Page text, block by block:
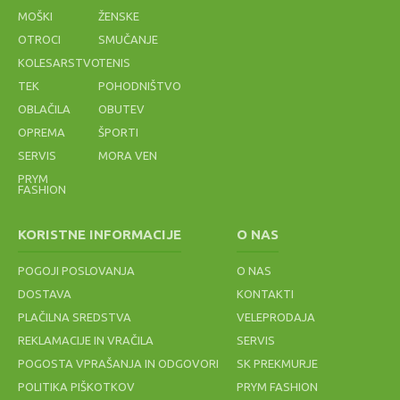
119,99 €
90,00 €
NASSAU
PREMIUMM
36,60 €
811379 ROYAL
33,75 €
FF 2 1011A136
001
60,00 €
120,00 €
MOŠKI
ŽENSKE
OTROCI
SMUČANJE
KOLESARSTVOTENIS
TEK
POHODNIŠTVO
OBLAČILA
OBUTEV
OPREMA
ŠPORTI
SERVIS
MORA VEN
PRYM
FASHION
KORISTNE INFORMACIJE
POGOJI POSLOVANJA
DOSTAVA
PLAČILNA SREDSTVA
REKLAMACIJE IN VRAČILA
POGOSTA VPRAŠANJA IN ODGOVORI
POLITIKA PIŠKOTKOV
O NAS
O NAS
KONTAKTI
VELEPRODAJA
SERVIS
SK PREKMURJE
PRYM FASHION